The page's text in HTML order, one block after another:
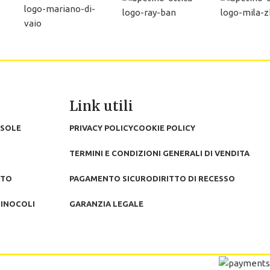
Link utili
PRIVACY POLICYCOOKIE POLICY
TERMINI E CONDIZIONI GENERALI DI VENDITA
PAGAMENTO SICURODIRITTO DI RECESSO
GARANZIA LEGALE